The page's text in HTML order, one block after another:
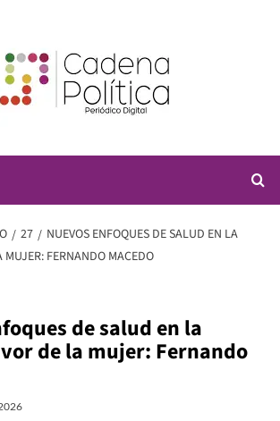
27
NUEVOS ENFOQUES DE SALUD EN LA
MUJER: FERNANDO MACEDO
de salud en la
de la mujer: Fernando